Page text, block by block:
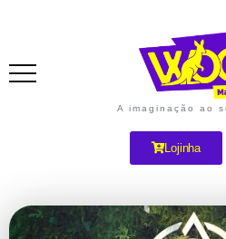
A imaginação ao
Lojinha